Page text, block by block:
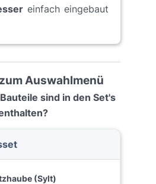
einfach eingebaut
Auswahlmenü
sind in den Set's
(Sylt)